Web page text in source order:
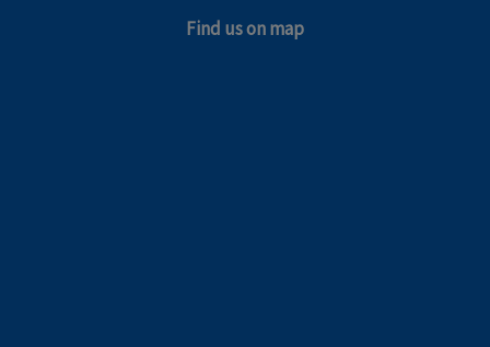
Find us on map